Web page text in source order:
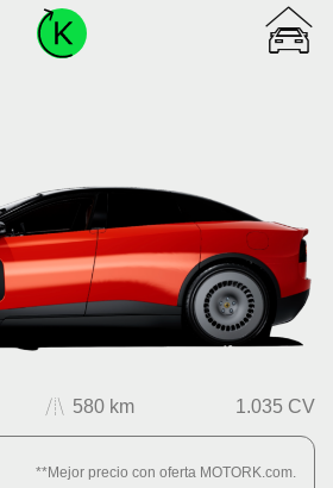
580 km 1.035 CV
**Mejor precio con oferta MOTORK.com.